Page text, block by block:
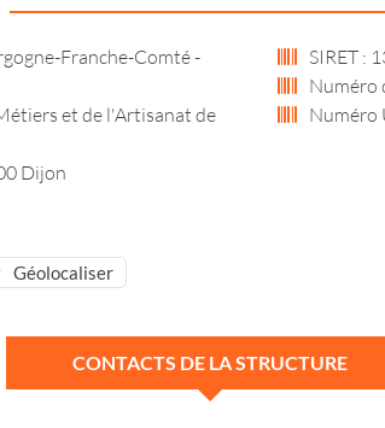
Franche-Comté -
et de l'Artisanat de
Dijon
SIRET :
Numéro
Numéro
Géolocaliser
CONTACTS DE LA STRUCTURE